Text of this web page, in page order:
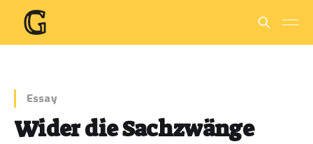
Essay
Wider die Sachzwänge